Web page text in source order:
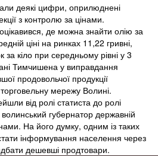
деякі цифри, оприлюднені
з контролю за цінами.
де можна знайти олію за
ціні на ринках 11,22 гривні,
за кіло при середньому рівні у 3
Тимчишена у виправдання
продовольчої продукції
мережу Волині.
від ролі статиста до ролі
губернатор державній
На його думку, одним із таких
інформування населення через
дешевші продтовари.